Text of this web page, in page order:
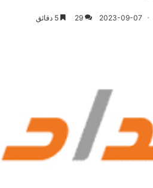
2023-09-07
29